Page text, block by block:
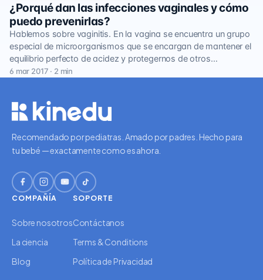
¿Porqué dan las infecciones vaginales y cómo
puedo prevenirlas?
Hablemos sobre vaginitis. En la vagina se encuentra un grupo
especial de microorganismos que se encargan de mantener el
equilibrio perfecto de acidez y protegernos de otros…
6 mar 2017 · 2 min
Recomendado por pediatras. Amado por padres. Hecho para
tu bebé — exactamente como es ahora.
COMPAÑÍA
Sobre nosotros
La ciencia
Blog
SOPORTE
Contáctanos
Terms & Conditions
Política de Privacidad